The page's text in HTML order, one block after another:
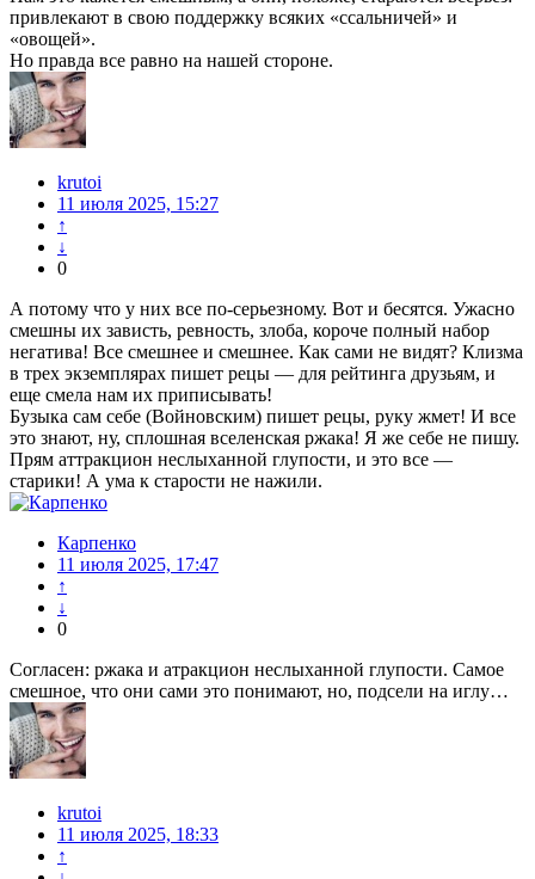
привлекают в свою поддержку всяких «ссальничей» и
«овощей».
Но правда все равно на нашей стороне.
krutoi
11 июля 2025, 15:27
↑
↓
0
А потому что у них все по-серьезному. Вот и бесятся. Ужасно
смешны их зависть, ревность, злоба, короче полный набор
негатива! Все смешнее и смешнее. Как сами не видят? Клизма
в трех экземплярах пишет рецы — для рейтинга друзьям, и
еще смела нам их приписывать!
Бузыка сам себе (Войновским) пишет рецы, руку жмет! И все
это знают, ну, сплошная вселенская ржака! Я же себе не пишу.
Прям аттракцион неслыханной глупости, и это все —
старики! А ума к старости не нажили.
Карпенко
11 июля 2025, 17:47
↑
↓
0
Согласен: ржака и атракцион неслыханной глупости. Самое
смешное, что они сами это понимают, но, подсели на иглу…
krutoi
11 июля 2025, 18:33
↑